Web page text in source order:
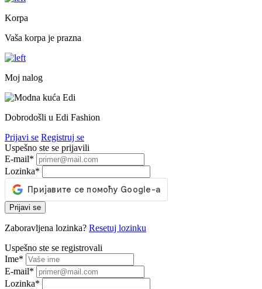
Korpa
Vaša korpa je prazna
Moj nalog
Dobrodošli u Edi Fashion
Prijavi se Registruj se
Uspešno ste se prijavili
E-mail*
Lozinka*
Prijavi se
Zaboravljena lozinka? Resetuj lozinku
Uspešno ste se registrovali
Ime*
E-mail*
Lozinka*